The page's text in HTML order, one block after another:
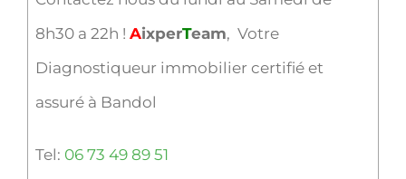
8h30 a 22h ! AixperTeam, Votre
Diagnostiqueur immobilier certifié et
assuré à Bandol
Tel: 06 73 49 89 51